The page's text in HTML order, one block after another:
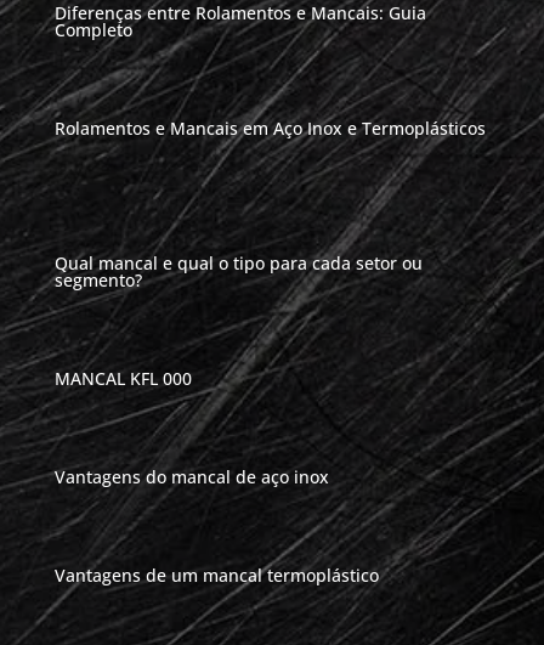
Diferenças entre Rolamentos e Mancais: Guia
Completo
Rolamentos e Mancais em Aço Inox e Termoplásticos
Qual mancal e qual o tipo para cada setor ou
segmento?
MANCAL KFL 000
Vantagens do mancal de aço inox
Vantagens de um mancal termoplástico